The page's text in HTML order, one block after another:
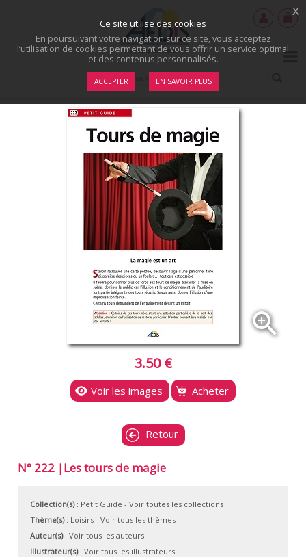
zoom_in
3.50 €
Voir les images Acheter
Retour
N° 222 |Les tours de magie
Collection(s): Petit Guide - Voir toutes les collections
Thème(s): Loisirs- Voir tous les thèmes
Auteur(s): Voir tous les auteurs
Illustrateur(s): Voir tous les illustrateurs
Ce site utilise des cookies
En poursuivant votre navigation sur ce site, vous acceptez
l’utilisation de cookies permettant de vous offrir un service optimal
et des contenus personnalisés.
ACCEPTER EN SAVOIR PLUS
x